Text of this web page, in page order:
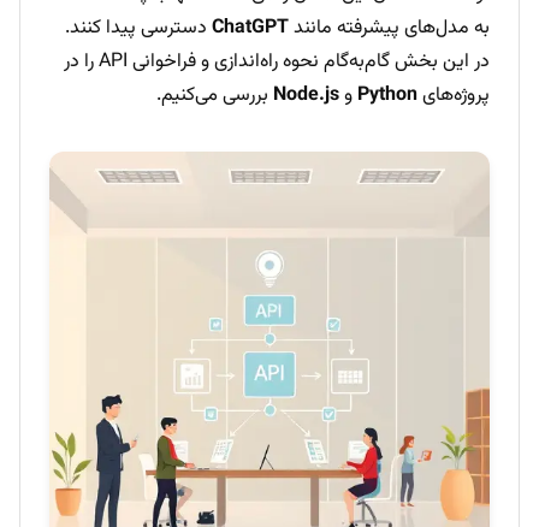
به مدل‌های پیشرفته مانندChatGPT دسترسی پیدا کنند.
در این بخش گام‌به‌گام نحوه راه‌اندازی و فراخوانی API را در
پروژه‌هایPython وNode.js بررسی می‌کنیم.